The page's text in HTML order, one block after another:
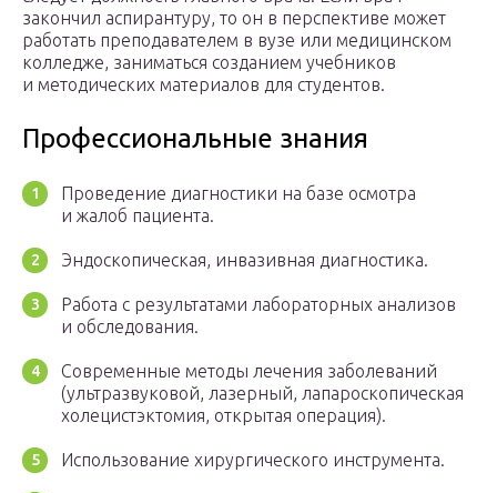
закончил аспирантуру, то он в перспективе может
работать преподавателем в вузе или медицинском
колледже, заниматься созданием учебников
и методических материалов для студентов.
Профессиональные знания
Проведение диагностики на базе осмотра
и жалоб пациента.
Эндоскопическая, инвазивная диагностика.
Работа с результатами лабораторных анализов
и обследования.
Современные методы лечения заболеваний
(ультразвуковой, лазерный, лапароскопическая
холецистэктомия, открытая операция).
Использование хирургического инструмента.